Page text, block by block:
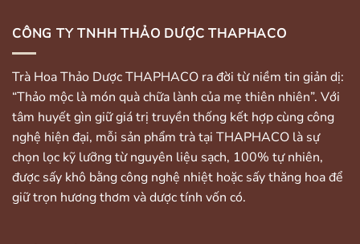
CÔNG TY TNHH THẢO DƯỢC THAPHACO
Trà Hoa Thảo Dược THAPHACO ra đời từ niềm tin giản dị:
“Thảo mộc là món quà chữa lành của mẹ thiên nhiên”. Với
tâm huyết gìn giữ giá trị truyền thống kết hợp cùng công
nghệ hiện đại, mỗi sản phẩm trà tại THAPHACO là sự
chọn lọc kỹ lưỡng từ nguyên liệu sạch, 100% tự nhiên,
được sấy khô bằng công nghệ nhiệt hoặc sấy thăng hoa để
giữ trọn hương thơm và dược tính vốn có.